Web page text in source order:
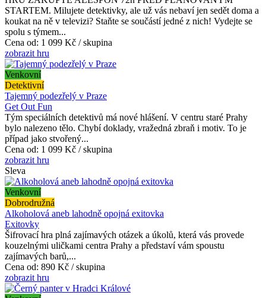
STARTEM. Milujete detektivky, ale už vás nebaví jen sedět doma a
koukat na ně v televizi? Staňte se součástí jedné z nich! Vydejte se
spolu s týmem...
Cena od: 1 099 Kč / skupina
zobrazit hru
Venkovní
Detektivní
Tajemný podezřelý v Praze
Get Out Fun
Tým speciálních detektivů má nové hlášení. V centru staré Prahy
bylo nalezeno tělo. Chybí doklady, vražedná zbraň i motiv. To je
případ jako stvořený...
Cena od: 1 099 Kč / skupina
zobrazit hru
Sleva
Venkovní
Dobrodružná
Alkoholová aneb lahodně opojná exitovka
Exitovky
Šifrovací hra plná zajímavých otázek a úkolů, která vás provede
kouzelnými uličkami centra Prahy a představí vám spoustu
zajímavých barů,...
Cena od: 890 Kč / skupina
zobrazit hru